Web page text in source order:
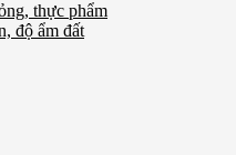
thực phẩm
độ ẩm đất